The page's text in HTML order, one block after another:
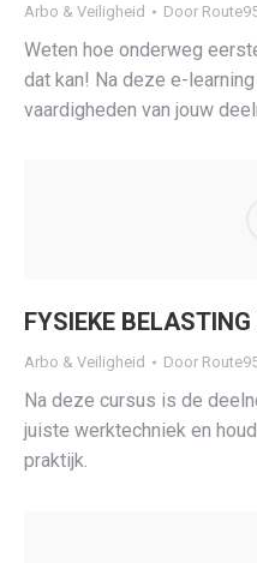
Arbo & Veiligheid Door
Weten hoe onderweg
dat kan! Na deze e-
vaardigheden van jouw
FYSIEKE
Arbo & Veiligheid Door
Na deze cursus is de
juiste werktechniek en
praktijk.